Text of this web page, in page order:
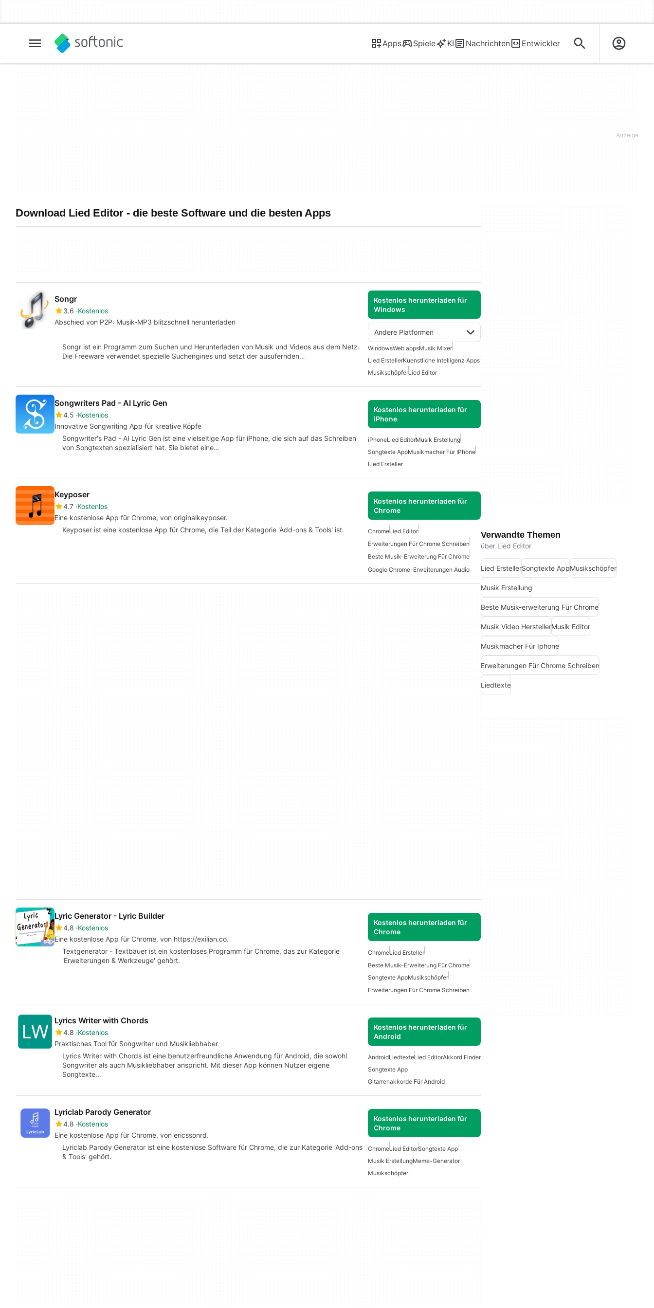
Apps Spiele KI Nachrichten Entwickler
Download Lied Editor - die beste Software und die besten Apps
Songr
3.6 Kostenlos
Abschied von P2P: Musik-MP3 blitzschnell herunterladen
Kostenlos herunterladen für
Windows
Andere Platformen
Songr ist ein Programm zum Suchen und Herunterladen von Musik und Videos aus dem Netz.
Die Freeware verwendet spezielle Suchengines und setzt der ausufernden…
WindowsWeb appsMusik Mixer
Lied ErstellerKuenstliche Intelligenz Apps
MusikschöpferLied Editor
Songwriters Pad - AI Lyric Gen
4.5 Kostenlos
Innovative Songwriting App für kreative Köpfe
Kostenlos herunterladen für
iPhone
Songwriter's Pad - AI Lyric Gen ist eine vielseitige App für iPhone, die sich auf das Schreiben
von Songtexten spezialisiert hat. Sie bietet eine…
iPhoneLied EditorMusik Erstellung
Songtexte AppMusikmacher Für IPhone
Lied Ersteller
Keyposer
4.7 Kostenlos
Eine kostenlose App für Chrome, von originalkeyposer.
Kostenlos herunterladen für
Chrome
Keyposer ist eine kostenlose App für Chrome, die Teil der Kategorie 'Add-ons & Tools' ist. ChromeLied Editor
Erweiterungen Für Chrome Schreiben
Beste Musik-Erweiterung Für Chrome
Google Chrome-Erweiterungen Audio
Lyric Generator - Lyric Builder
4.8 Kostenlos
Eine kostenlose App für Chrome, von https://exilian.co.
Kostenlos herunterladen für
Chrome
Textgenerator - Textbauer ist ein kostenloses Programm für Chrome, das zur Kategorie
'Erweiterungen & Werkzeuge' gehört.
ChromeLied Ersteller
Beste Musik-Erweiterung Für Chrome
Songtexte AppMusikschöpfer
Erweiterungen Für Chrome Schreiben
Lyrics Writer with Chords
4.8 Kostenlos
Praktisches Tool für Songwriter und Musikliebhaber
Kostenlos herunterladen für
Android
Lyrics Writer with Chords ist eine benutzerfreundliche Anwendung für Android, die sowohl
Songwriter als auch Musikliebhaber anspricht. Mit dieser App können Nutzer eigene
Songtexte…
AndroidLiedtexteLied EditorAkkord Finder
Songtexte App
Gitarrenakkorde Für Android
Lyriclab Parody Generator
4.8 Kostenlos
Eine kostenlose App für Chrome, von ericssonrd.
Kostenlos herunterladen für
Chrome
Lyriclab Parody Generator ist eine kostenlose Software für Chrome, die zur Kategorie 'Add-ons
& Tools' gehört.
ChromeLied EditorSongtexte App
Musik ErstellungMeme-Generator
Musikschöpfer
Verwandte Themen
über Lied Editor
Lied ErstellerSongtexte AppMusikschöpfer
Musik Erstellung
Beste Musik-erweiterung Für Chrome
Musik Video HerstellerMusik Editor
Musikmacher Für Iphone
Erweiterungen Für Chrome Schreiben
Liedtexte